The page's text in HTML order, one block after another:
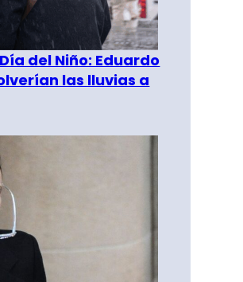
del Niño: Eduardo
las lluvias a